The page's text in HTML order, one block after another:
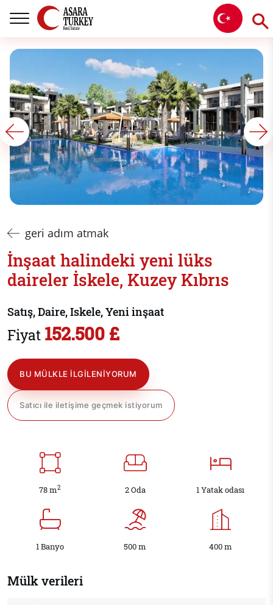
geri adım atmak
İnşaat halindeki yeni lüks
daireler İskele, Kuzey Kıbrıs
Satış, Daire, Iskele, Yeni inşaat
Fiyat 152.500 £
BU MÜLKLE ILGILENIYORUM
Satıcı ile iletişime geçmek istiyorum
78 m2 2 Oda 1 Yatak odası
1 Banyo 500 m 400 m
Mülk verileri